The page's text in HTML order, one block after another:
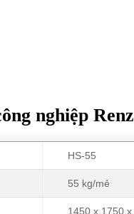
nghiệp
HS-55
55 kg/mẻ
1450 x 1750